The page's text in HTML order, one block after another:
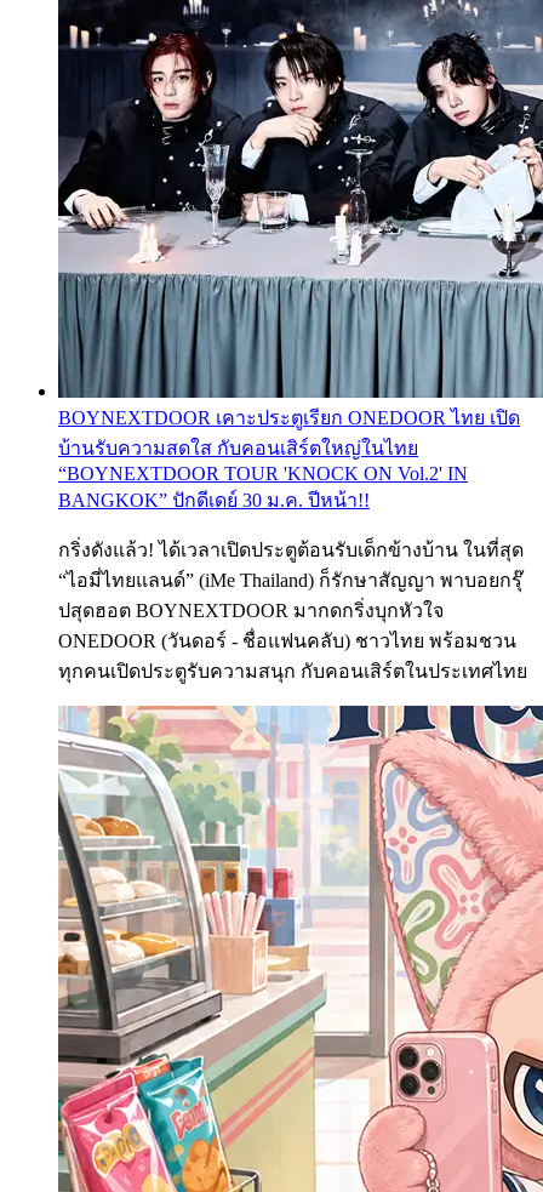
BOYNEXTDOOR เคาะประตูเรียก ONEDOOR ไทย เปิด
บ้านรับความสดใส กับคอนเสิร์ตใหญ่ในไทย
“BOYNEXTDOOR TOUR 'KNOCK ON Vol.2' IN
BANGKOK” ปักดีเดย์ 30 ม.ค. ปีหน้า!!
กริ่งดังแล้ว! ได้เวลาเปิดประตูต้อนรับเด็กข้างบ้าน ในที่สุด
“ไอมี่ไทยแลนด์” (iMe Thailand) ก็รักษาสัญญา พาบอยกรุ๊
ปสุดฮอต BOYNEXTDOOR มากดกริ่งบุกหัวใจ
ONEDOOR (วันดอร์ - ชื่อแฟนคลับ) ชาวไทย พร้อมชวน
ทุกคนเปิดประตูรับความสนุก กับคอนเสิร์ตในประเทศไทย